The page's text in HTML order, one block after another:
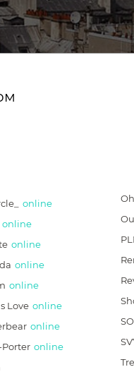
online
online
online
online
online
Love online
online
online